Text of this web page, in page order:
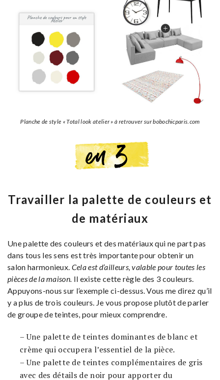
Planche de style « Total look atelier » à retrouver sur bobochicparis.com
Travailler la palette de couleurs et
de matériaux
Une palette des couleurs et des matériaux qui ne part pas
dans tous les sens est très importante pour obtenir un
salon harmonieux. Cela est d’ailleurs, valable pour toutes les
pièces de la maison. Il existe cette règle des 3 couleurs.
Appuyons-nous sur l’exemple ci-dessus. Vous me direz qu’il
y a plus de trois couleurs. Je vous propose plutôt de parler
de groupe de teintes, pour mieux comprendre.
– Une palette de teintes dominantes de blanc et
crème qui occupera l’essentiel de la pièce.
– Une palette de teintes complémentaires de gris
avec des détails de noir pour apporter du